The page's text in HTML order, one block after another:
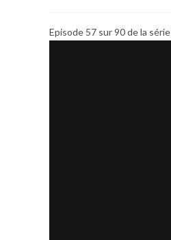
Episode 57 sur 90 de la série